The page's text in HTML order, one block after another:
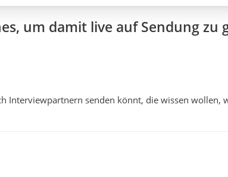
um damit live auf Sendung zu
Interviewpartnern senden könnt, die wissen wollen,